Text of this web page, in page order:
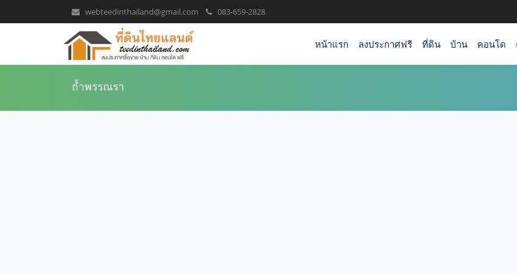
webteedinthailand@gmail.com 083-659-2828
หน้าแรก ลงประกาศฟรี ที่ดิน บ้าน คอนโด
ถ้ำพรรณรา